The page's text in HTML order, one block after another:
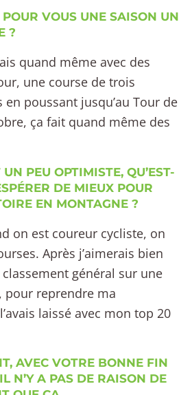
VOUS UNE SAISON UN
?
quand même avec des
une course de trois
poussant jusqu’au Tour de
ça fait quand même des
PEU OPTIMISTE, QU’EST-
DE MIEUX POUR
EN MONTAGNE ?
on est coureur cycliste, on
Après j’aimerais bien
général sur une
pour reprendre ma
laissé avec mon top 20
AVEC VOTRE BONNE FIN
N’Y A PAS DE RAISON DE